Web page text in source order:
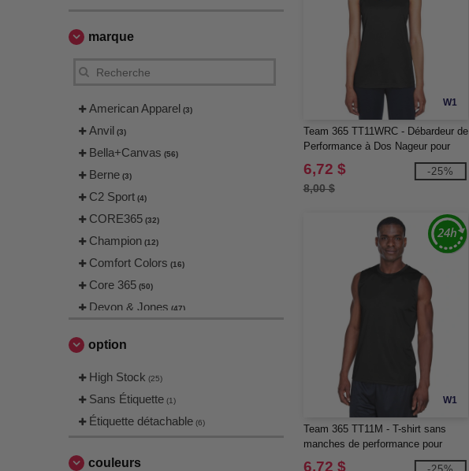
marque
American Apparel (3)
Anvil (3)
Bella+Canvas (56)
Berne (3)
C2 Sport (4)
CORE365 (32)
Champion (12)
Comfort Colors (16)
Core 365 (50)
Devon & Jones (47)
Flexfit
Gildan (99)
Harriton (47)
Independent Trading Co.
Kati (3)
option
High Stock (25)
Sans Étiquette (1)
Étiquette détachable (6)
couleurs
W1
Team 365 TT11WRC - Débardeur de
Performance à Dos Nageur pour
Femmes
6,72 $
8,00 $
-25%
W1
Team 365 TT11M - T-shirt sans
manches de performance pour
hommes
6,72 $